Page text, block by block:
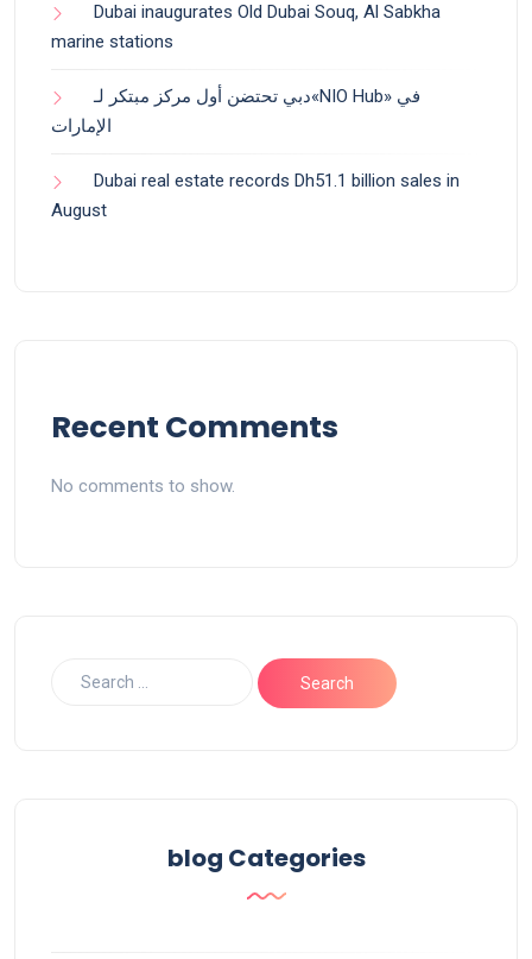
Dubai inaugurates Old Dubai Souq, Al Sabkha
marine stations
دبي تحتضن أول مركز مبتكر لـ«NIO Hub» في
الإمارات
Dubai real estate records Dh51.1 billion sales in
August
Recent Comments
No comments to show.
blog Categories